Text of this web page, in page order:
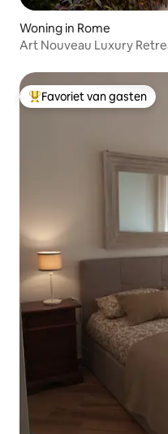
Woning in Rome
Art Nouveau Luxury
Topfavoriet van gasten
Favoriet van gasten